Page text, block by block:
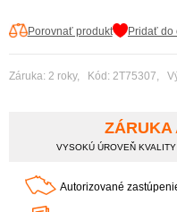
Porovnať produkt Pridať do
Záruka: 2 roky, Kód: 2T75307,
ZÁRUKA
VYSOKÚ ÚROVEŇ
Autorizované